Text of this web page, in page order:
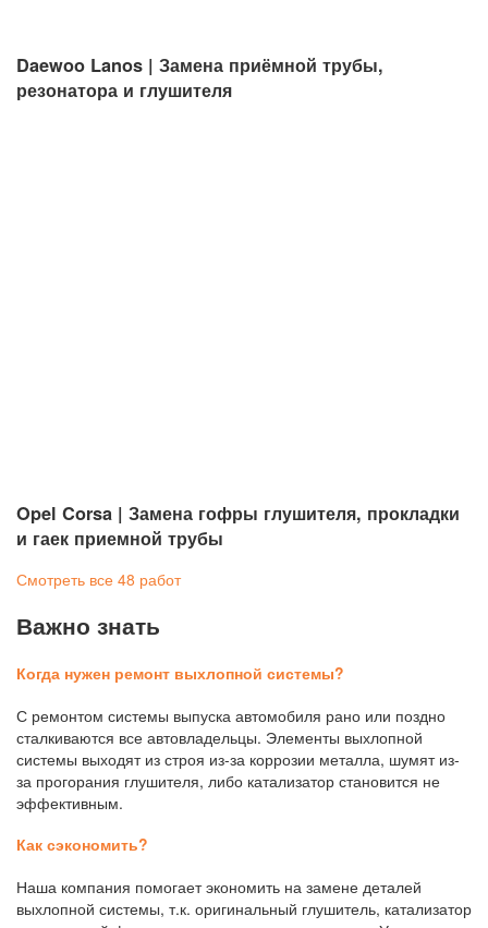
Daewoo Lanos | Замена приёмной трубы,
резонатора и глушителя
Opel Corsa | Замена гофры глушителя, прокладки
и гаек приемной трубы
Смотреть все 48 работ
Важно знать
Когда нужен ремонт выхлопной системы?
С ремонтом системы выпуска автомобиля рано или поздно
сталкиваются все автовладельцы. Элементы выхлопной
системы выходят из строя из-за коррозии металла, шумят из-
за прогорания глушителя, либо катализатор становится не
эффективным.
Как сэкономить?
Наша компания помогает экономить на замене деталей
выхлопной системы, т.к. оригинальный глушитель, катализатор